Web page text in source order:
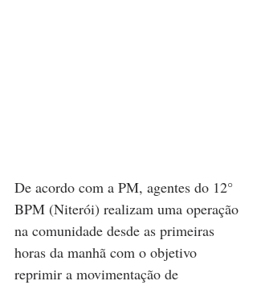
De acordo com a PM, agentes do 12°
BPM (Niterói) realizam uma operação
na comunidade desde as primeiras
horas da manhã com o objetivo
reprimir a movimentação de